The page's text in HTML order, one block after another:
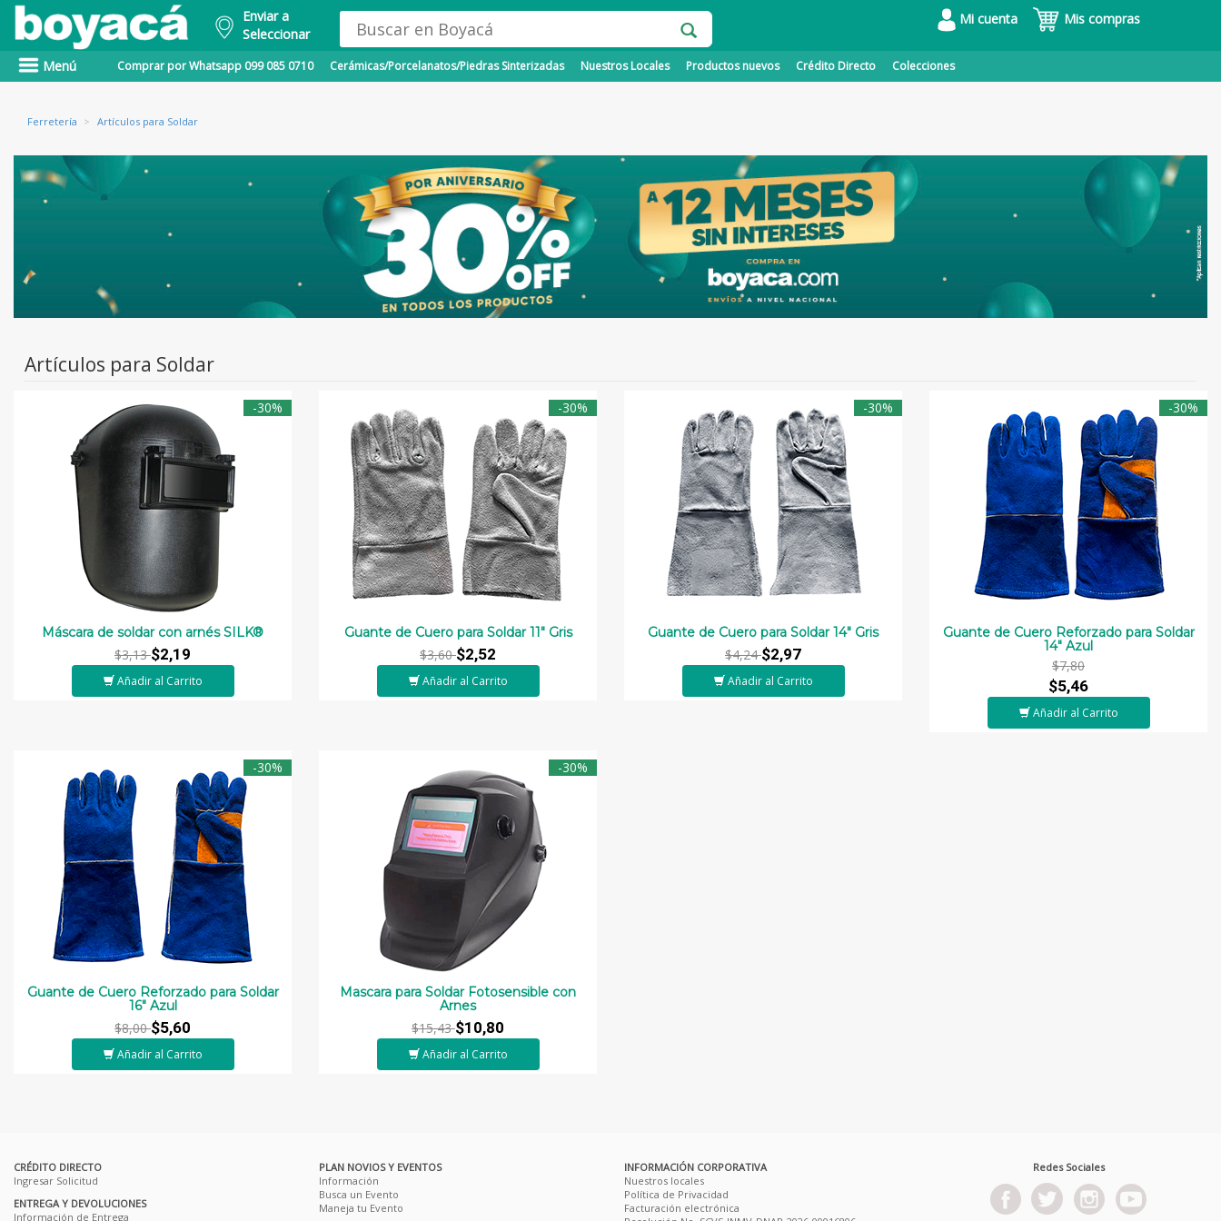
Enviar a
Seleccionar
Mi cuenta Mis compras
Menú Comprar por Whatsapp 099 085 0710 Cerámicas/Porcelanatos/Piedras Sinterizadas Nuestros Locales Productos nuevos Crédito Directo Colecciones
Ferretería > Artículos para Soldar
Artículos para Soldar
-30%
Máscara de soldar con arnés SILK®
$3,13$2,19
Añadir al Carrito
-30%
Guante de Cuero para Soldar 11" Gris
$3,60$2,52
Añadir al Carrito
-30%
Guante de Cuero para Soldar 14" Gris
$4,24$2,97
Añadir al Carrito
-30%
Guante de Cuero Reforzado para Soldar
14" Azul
$7,80
$5,46
Añadir al Carrito
-30%
Guante de Cuero Reforzado para Soldar
16" Azul
$8,00$5,60
Añadir al Carrito
-30%
Mascara para Soldar Fotosensible con
Arnes
$15,43$10,80
Añadir al Carrito
CRÉDITO DIRECTO
Ingresar Solicitud
ENTREGA Y DEVOLUCIONES
Información de Entrega
PLAN NOVIOS Y EVENTOS
Información
Busca un Evento
Maneja tu Evento
INFORMACIÓN CORPORATIVA
Nuestros locales
Política de Privacidad
Facturación electrónica
Redes Sociales